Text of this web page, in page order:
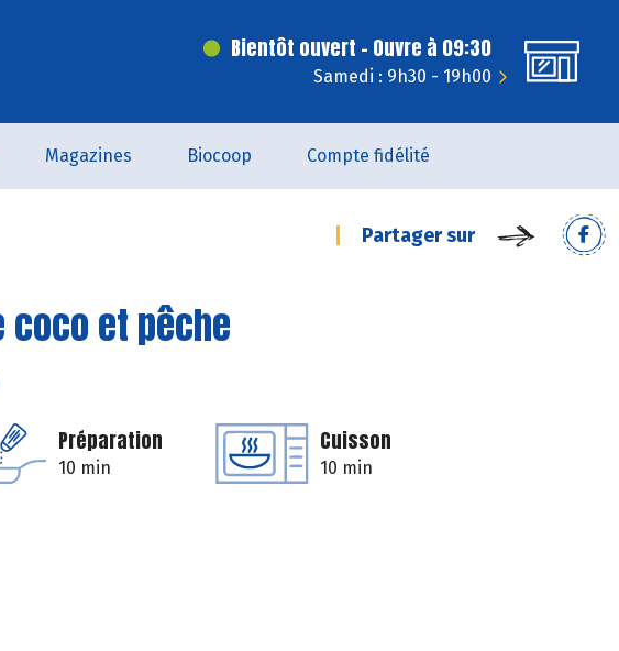
Bientôt ouvert - Ouvre à 09:30
Samedi : 9h30 - 19h00
Magazines Biocoop Compte fidélité
Partager sur
coco et pêche
Préparation
10 min
Cuisson
10 min